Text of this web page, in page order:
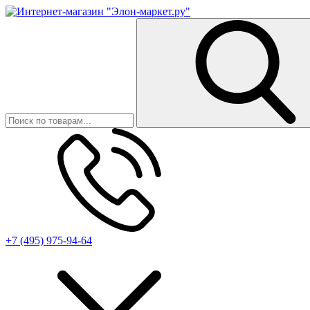
+7 (495) 975-94-64